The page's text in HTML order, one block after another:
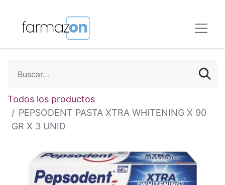
Todos los productos
PEPSODENT PASTA XTRA WHITENING X 90
GR X 3 UNID